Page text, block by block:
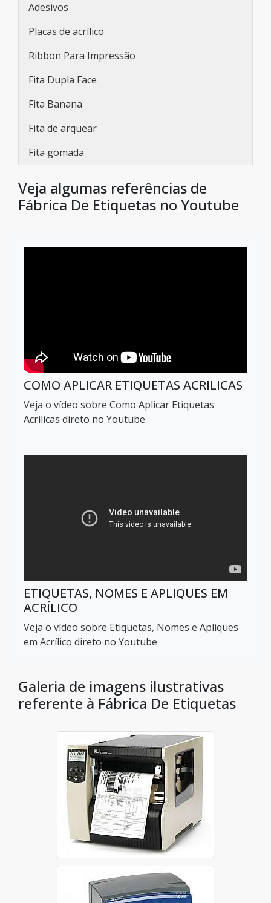
Adesivos
Placas de acrílico
Ribbon Para Impressão
Fita Dupla Face
Fita Banana
Fita de arquear
Fita gomada
Veja algumas referências de
Fábrica De Etiquetas no Youtube
COMO APLICAR ETIQUETAS ACRILICAS
Veja o vídeo sobre Como Aplicar Etiquetas
Acrilicas direto no Youtube
ETIQUETAS, NOMES E APLIQUES EM
ACRÍLICO
Veja o vídeo sobre Etiquetas, Nomes e Apliques
em Acrílico direto no Youtube
Galeria de imagens ilustrativas
referente à Fábrica De Etiquetas